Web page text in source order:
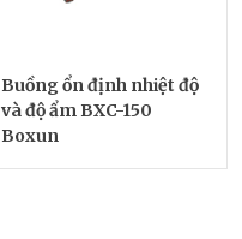
Buồng ổn định nhiệt độ
và độ ẩm BXC-150
Boxun